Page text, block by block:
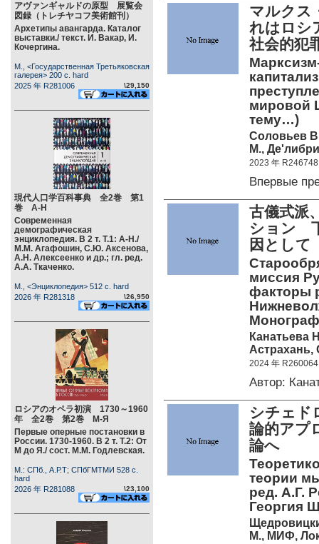
アヴァンギャルドの原型 展覧会
図録（トレチヤコフ美術館刊）
Архетипы авангарда. Каталог
выставки./ текст. И. Вакар, И.
Кочергина.
М., <Государственная Третьяковская
галерея> 200 c. hard
2025 年 R281006
\29,150
現代人口学百科事典 全2巻 第1
巻 А-Н
Современная
демографическая
энциклопедия. В 2 т. Т.1: А-Н./
М.М. Агафошин, С.Ю. Аксенова,
А.Н. Алексеенко и др.; гл. ред.
А.А. Ткаченко.
М., <Энциклопедия> 512 c. hard
2026 年 R281318
\26,950
ロシアのオペラ初演 1730～1960
年 全2巻 第2巻 М-Я
Первые оперные постановки в
России. 1730-1960. В 2 т. Т.2: От
М до Я./ сост. М.М. Годлевская.
М.: СПб., А.Р.Т; СПбГМТМИ 528 c.
hard
2026 年 R281088
\23,100
マルクス
れはロシ
社会的犯
мировой
тему…)
Соловьев
М.,
2023 年 R246748
Впервые
古儀式派
ション
因として
миссия
факторы
Канатьева
Астрахань,
2024 年 R260064
Автор:
シチェド
論的アプ
論へ
теории
ред. А.Г.
Георгия
М., МИФ,